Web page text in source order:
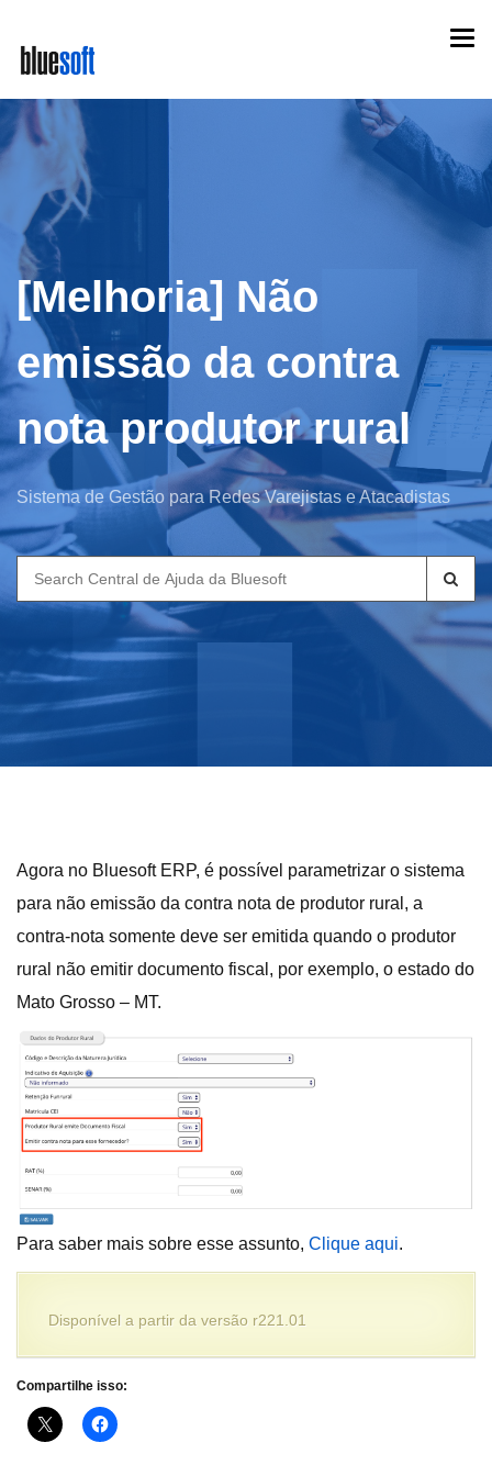
main
content
[Melhoria] Não
emissão da contra
nota produtor rural
Sistema de Gestão para Redes Varejistas e Atacadistas
Search
for:
Agora no Bluesoft ERP, é possível parametrizar o sistema
para não emissão da contra nota de produtor rural, a
contra-nota somente deve ser emitida quando o produtor
rural não emitir documento fiscal, por exemplo, o estado do
Mato Grosso – MT.
Para saber mais sobre esse assunto, Clique aqui.
Disponível a partir da versão r221.01
Compartilhe isso: